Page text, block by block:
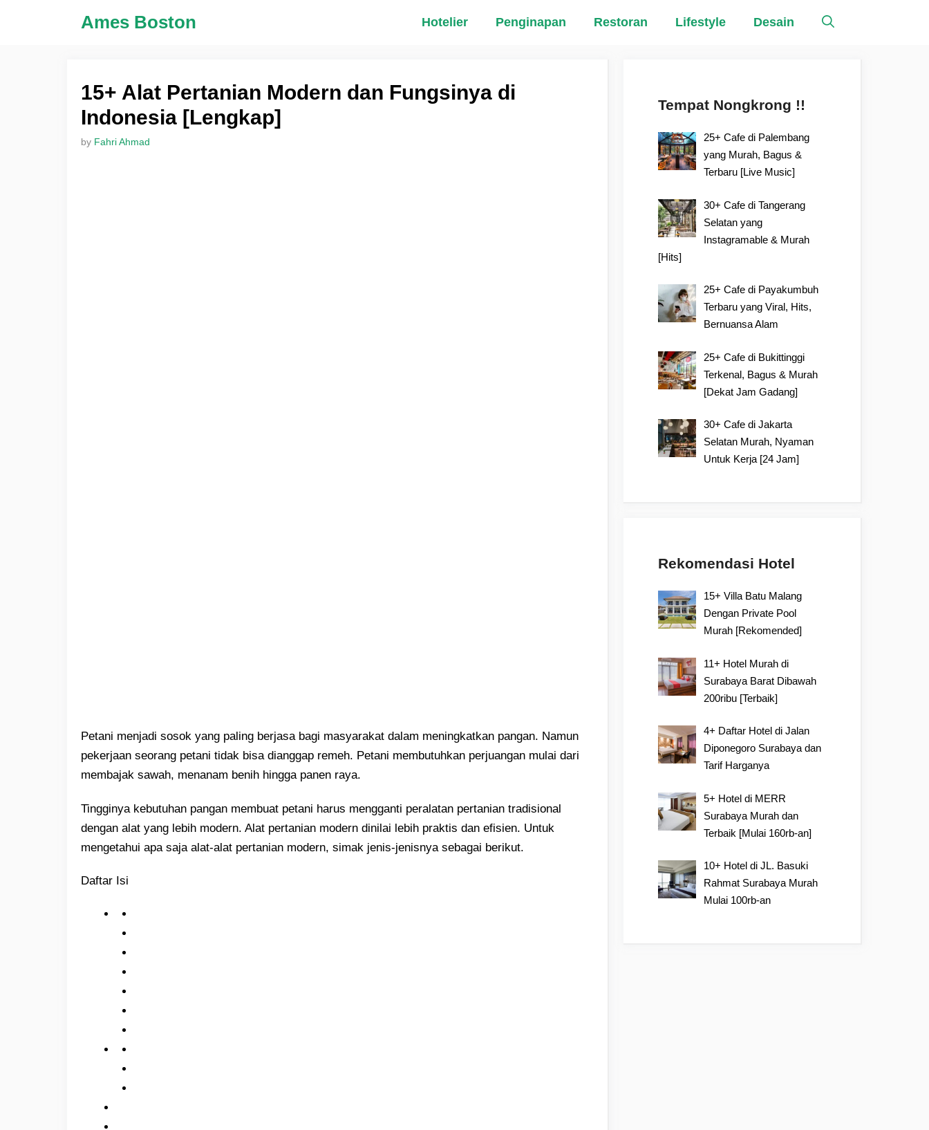
Ames Boston Hotelier Penginapan Restoran Lifestyle Desain
15+ Alat Pertanian Modern dan Fungsinya di
Indonesia [Lengkap]
by Fahri Ahmad
Petani menjadi sosok yang paling berjasa bagi masyarakat dalam meningkatkan pangan. Namun
pekerjaan seorang petani tidak bisa dianggap remeh. Petani membutuhkan perjuangan mulai dari
membajak sawah, menanam benih hingga panen raya.
Tingginya kebutuhan pangan membuat petani harus mengganti peralatan pertanian tradisional
dengan alat yang lebih modern. Alat pertanian modern dinilai lebih praktis dan efisien. Untuk
mengetahui apa saja alat-alat pertanian modern, simak jenis-jenisnya sebagai berikut.
Daftar Isi
Tempat Nongkrong !!
25+ Cafe di Palembang
yang Murah, Bagus &
Terbaru [Live Music]
30+ Cafe di Tangerang
Selatan yang
Instagramable & Murah
[Hits]
25+ Cafe di Payakumbuh
Terbaru yang Viral, Hits,
Bernuansa Alam
25+ Cafe di Bukittinggi
Terkenal, Bagus & Murah
[Dekat Jam Gadang]
30+ Cafe di Jakarta
Selatan Murah, Nyaman
Untuk Kerja [24 Jam]
Rekomendasi Hotel
15+ Villa Batu Malang
Dengan Private Pool
Murah [Rekomended]
11+ Hotel Murah di
Surabaya Barat Dibawah
200ribu [Terbaik]
4+ Daftar Hotel di Jalan
Diponegoro Surabaya dan
Tarif Harganya
5+ Hotel di MERR
Surabaya Murah dan
Terbaik [Mulai 160rb-an]
10+ Hotel di JL. Basuki
Rahmat Surabaya Murah
Mulai 100rb-an